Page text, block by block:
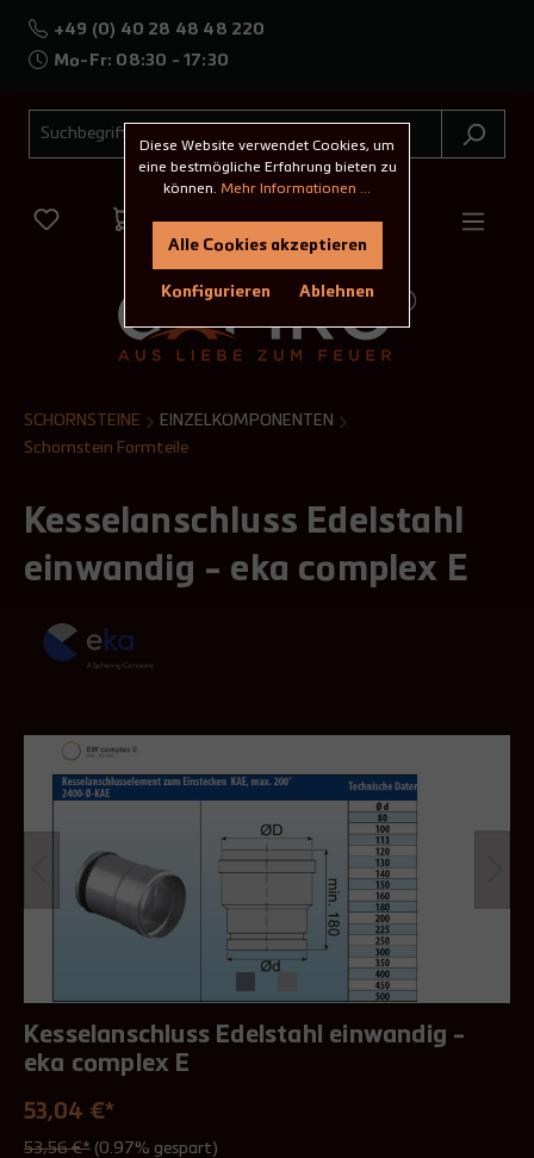
+49 (0) 40 28 48 48 220
Mo-Fr: 08:30 - 17:30
SCHORNSTEINE
EINZELKOMPONENTEN
Schornstein Formteile
Kesselanschluss Edelstahl
einwandig - eka complex E
Kesselanschluss Edelstahl einwandig -
eka complex E
53,04 €*
53,56 €* (0.97% gespart)
Diese Website verwendet Cookies, um
eine bestmögliche Erfahrung bieten zu
können. Mehr Informationen ...
Ablehnen
Konfigurieren
Alle Cookies akzeptieren